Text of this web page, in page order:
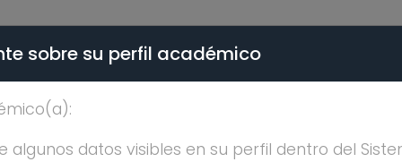
- PÚBLICO
HERNANDEZ
sobre su perfil académico
algunos datos visibles en su perfil dentro del